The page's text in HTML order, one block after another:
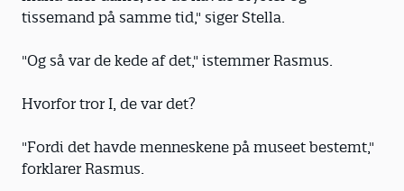
tissemand på samme tid," siger Stella.
"Og så var de kede af det," istemmer Rasmus.
Hvorfor tror I, de var det?
"Fordi det havde menneskene på museet bestemt,"
forklarer Rasmus.